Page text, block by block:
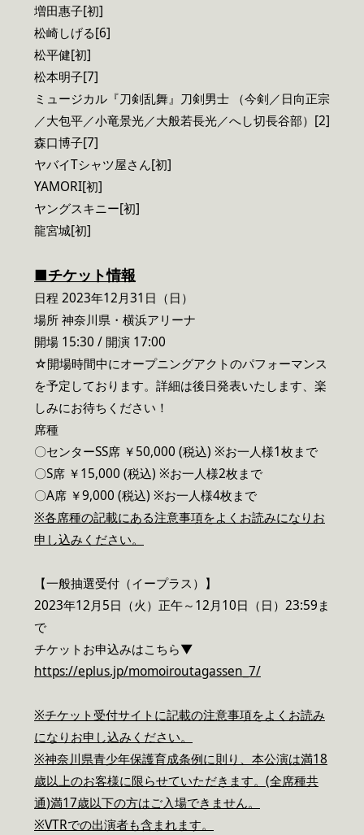
増田惠子[初]
松崎しげる[6]
松平健[初]
松本明子[7]
ミュージカル『刀剣乱舞』刀剣男士 （今剣／日向正宗
／大包平／小竜景光／大般若長光／へし切長谷部）[2]
森口博子[7]
ヤバイTシャツ屋さん[初]
YAMORI[初]
ヤングスキニー[初]
龍宮城[初]
■チケット情報
日程 2023年12月31日（日）
場所 神奈川県・横浜アリーナ
開場 15:30 / 開演 17:00
☆開場時間中にオープニングアクトのパフォーマンス
を予定しております。詳細は後日発表いたします、楽
しみにお待ちください！
席種
〇センターSS席 ￥50,000 (税込) ※お一人様1枚まで
〇S席 ￥15,000 (税込) ※お一人様2枚まで
〇A席 ￥9,000 (税込) ※お一人様4枚まで
※各席種の記載にある注意事項をよくお読みになりお
申し込みください。
【一般抽選受付（イープラス）】
2023年12月5日（火）正午～12月10日（日）23:59ま
で
チケットお申込みはこちら▼
https://eplus.jp/momoiroutagassen_7/
※チケット受付サイトに記載の注意事項をよくお読み
になりお申し込みください。
※神奈川県青少年保護育成条例に則り、本公演は満18
歳以上のお客様に限らせていただきます。 (全席種共
通)満17歳以下の方はご入場できません。
※VTRでの出演者も含まれます。